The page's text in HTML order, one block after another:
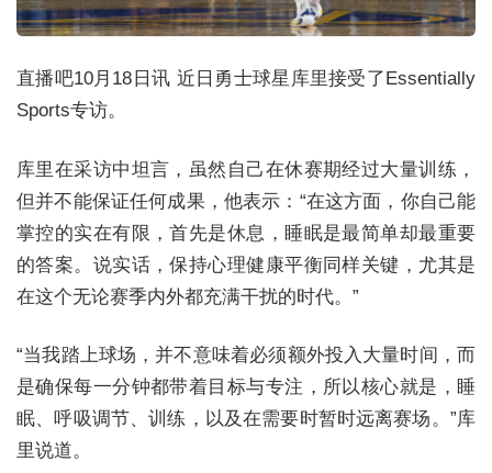
直播吧10月18日讯 近日勇士球星库里接受了Essentially
Sports专访。
库里在采访中坦言，虽然自己在休赛期经过大量训练，
但并不能保证任何成果，他表示：“在这方面，你自己能
掌控的实在有限，首先是休息，睡眠是最简单却最重要
的答案。说实话，保持心理健康平衡同样关键，尤其是
在这个无论赛季内外都充满干扰的时代。”
“当我踏上球场，并不意味着必须额外投入大量时间，而
是确保每一分钟都带着目标与专注，所以核心就是，睡
眠、呼吸调节、训练，以及在需要时暂时远离赛场。”库
里说道。